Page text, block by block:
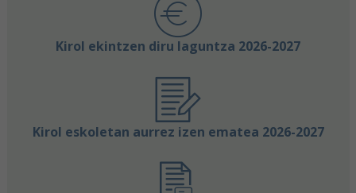
Kirol ekintzen diru laguntza 2026-2027
Kirol eskoletan aurrez izen ematea 2026-2027